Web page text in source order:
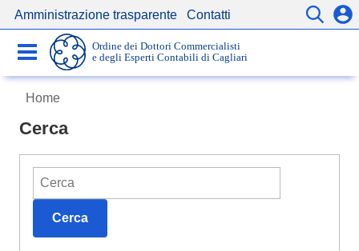
Amministrazione trasparente Contatti
Ordine dei Dottori Commercialisti
e degli Esperti Contabili di Cagliari
Comunicazioni
Home
Cerca
Parole chiave di ricerca:
Cerca